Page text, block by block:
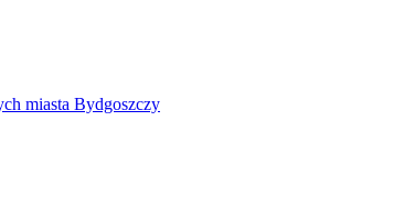
miasta Bydgoszczy